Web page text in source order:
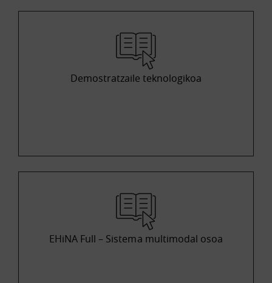
Demostratzaile teknologikoa
EHiNA Full – Sistema multimodal osoa